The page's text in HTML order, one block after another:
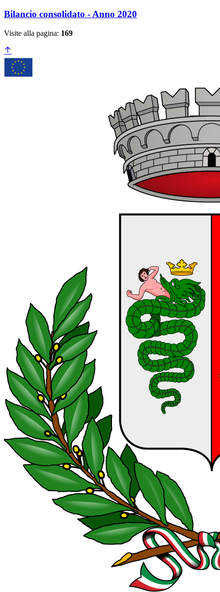
Bilancio consolidato - Anno 2020
Visite alla pagina: 169